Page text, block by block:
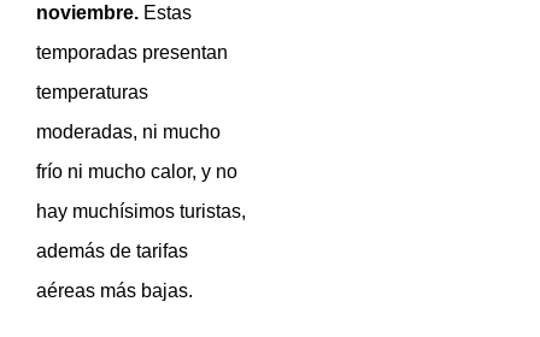
noviembre. Estas
temporadas presentan
temperaturas
moderadas, ni mucho
frío ni mucho calor, y no
hay muchísimos turistas,
además de tarifas
aéreas más bajas.